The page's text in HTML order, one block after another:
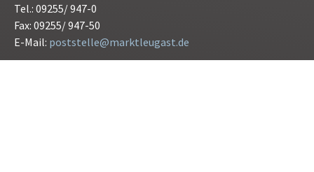
Tel.: 09255/ 947-0
Fax: 09255/ 947-50
E-Mail: poststelle@marktleugast.de